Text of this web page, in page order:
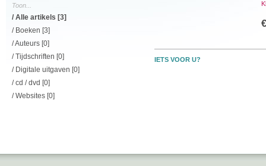
Toon...
/ Alle artikels [3]
/ Boeken [3]
/ Auteurs [0]
/ Tijdschriften [0]
/ Digitale uitgaven [0]
/ cd / dvd [0]
/ Websites [0]
IETS VOOR U?